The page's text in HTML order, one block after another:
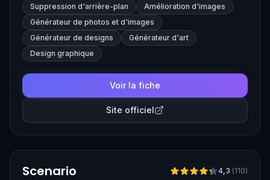
designers, and creatives to produce high-quality visuals
quickly.
Suppression d'arrière-plan
Amélioration d'images
Générateur de photos et d'images
Générateur de designs
Générateur d'art
Design graphique
Voir la fiche
Site officiel
Scenario 4,3 (110)